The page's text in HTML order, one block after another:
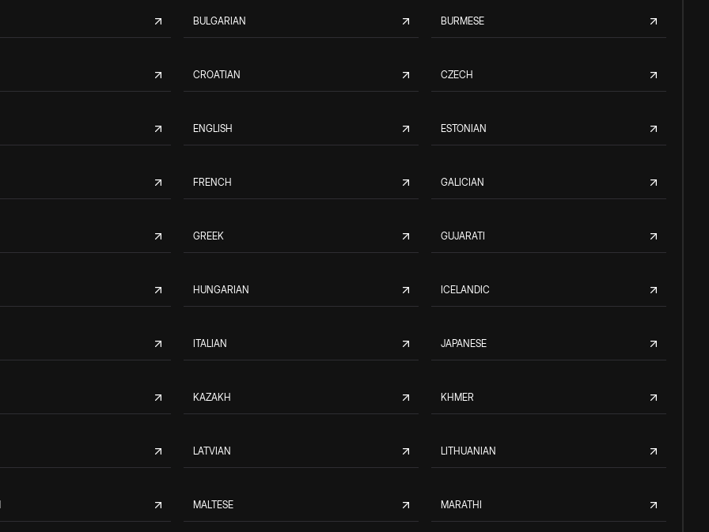
BULGARIAN BURMESE
CROATIAN CZECH
ENGLISH ESTONIAN
FRENCH GALICIAN
GREEK GUJARATI
HUNGARIAN ICELANDIC
ITALIAN JAPANESE
KAZAKH KHMER
LATVIAN LITHUANIAN
MALTESE MARATHI